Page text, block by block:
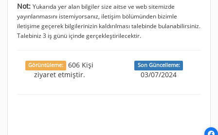
Not: Yukarıda yer alan bilgiler size aitse ve web sitemizde
yayınlanmasını istemiyorsanız, iletişim bölümünden bizimle
iletişime geçerek bilgilerinizin kaldırılması talebinde bulanabilirsiniz.
Talebiniz 3 iş günü içinde gerçekleştirilecektir.
Görüntüleme:
606 Kişi
ziyaret etmiştir.
Son Güncelleme:
03/07/2024